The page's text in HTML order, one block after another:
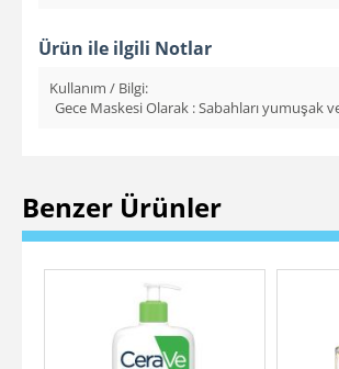
Ürün ile ilgili Notlar
Kullanım / Bilgi:
Gece Maskesi Olarak : Sabahları yumuşak
Benzer Ürünler